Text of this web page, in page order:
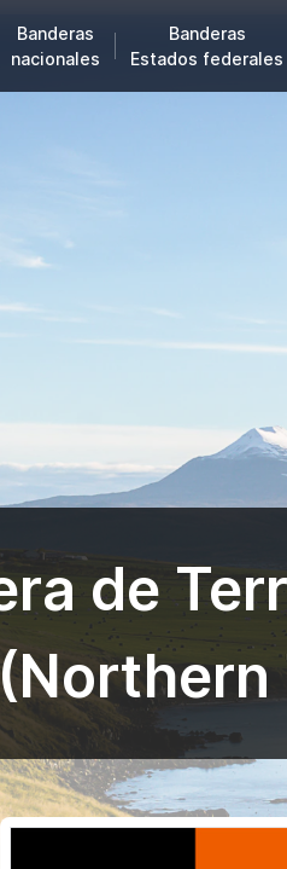
Banderas
nacionales
Banderas
Estados federales
de